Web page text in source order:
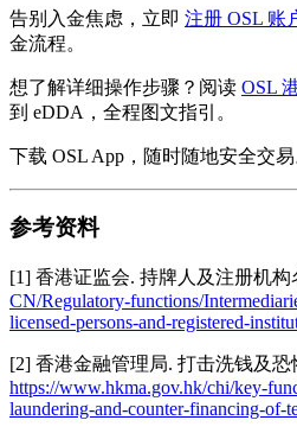
告别入金焦虑，立即 注册 OSL 账
金流程。
想了解详细操作步骤？阅读 OSL
到 eDDA，全程图文指引。
下载 OSL App，随时随地安全交易
参考资料
[1] 香港证监会. 持牌人及注册机构
CN/Regulatory-functions/
licensed-persons-and-registered-
[2] 香港金融管理局. 打击洗钱及
https://www.hkma.gov.hk/chi/key-
laundering-and-counter-financing-of-